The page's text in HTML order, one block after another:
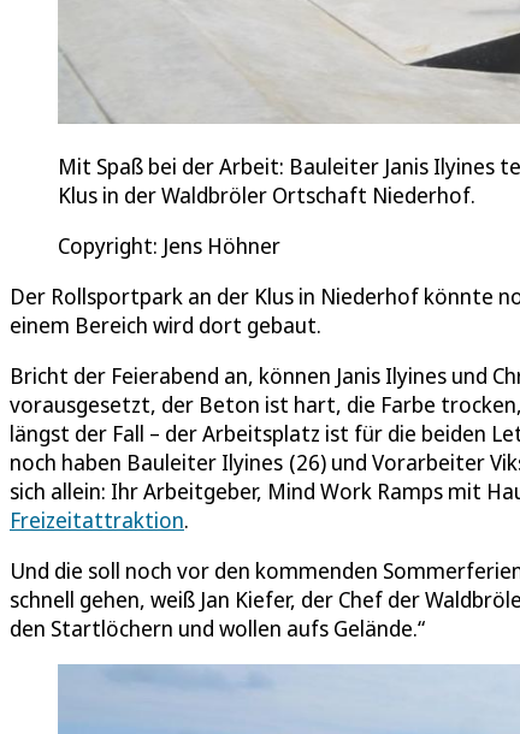
Mit Spaß bei der Arbeit: Bauleiter Janis Ilyines
Klus in der Waldbröler Ortschaft Niederhof.
Copyright: Jens Höhner
Der Rollsportpark an der Klus in Niederhof könnte
einem Bereich wird dort gebaut.
Bricht der Feierabend an, können Janis Ilyines und
vorausgesetzt, der Beton ist hart, die Farbe
längst der Fall – der Arbeitsplatz ist für die beiden
noch haben Bauleiter Ilyines (26) und Vorarbeiter
sich allein: Ihr Arbeitgeber, Mind Work Ramps mit
Freizeitattraktion.
Und die soll noch vor den kommenden
schnell gehen, weiß Jan Kiefer, der Chef der
den Startlöchern und wollen aufs Gelände.“